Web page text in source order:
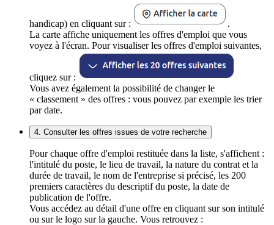
handicap) en cliquant sur :
.
La carte affiche uniquement les offres d'emploi que vous
voyez à l'écran. Pour visualiser les offres d'emploi suivantes,
cliquez sur :
Vous avez également la possibilité de changer le
« classement » des offres : vous pouvez par exemple les trier
par date.
4. Consulter les offres issues de votre recherche
Pour chaque offre d'emploi restituée dans la liste, s'affichent :
l'intitulé du poste, le lieu de travail, la nature du contrat et la
durée de travail, le nom de l'entreprise si précisé, les 200
premiers caractères du descriptif du poste, la date de
publication de l'offre.
Vous accédez au détail d'une offre en cliquant sur son intitulé
ou sur le logo sur la gauche. Vous retrouvez :